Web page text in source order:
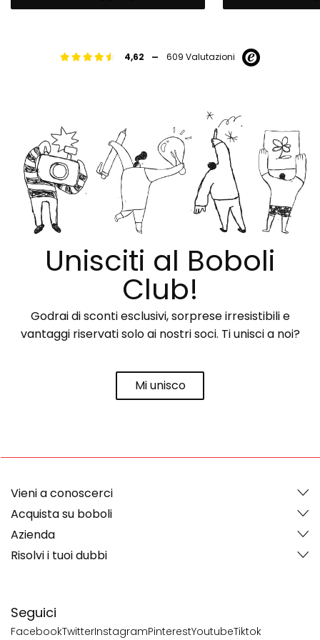
4,62 - 609 Valutazioni
Unisciti al Boboli
Club!
Godrai di sconti esclusivi, sorprese irresistibili e
vantaggi riservati solo ai nostri soci. Ti unisci a noi?
Mi unisco
Seguici
FacebookTwitterInstagramPinterestYoutubeTiktok
Vieni a conoscerci
Acquista su boboli
Azienda
Risolvi i tuoi dubbi